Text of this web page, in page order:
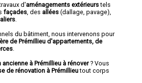
d'aménagements extérieurstels
façades , des allées (dallage, pavage),
du bâtiment, nous intervenons pour
de Prémillieu d'appartements, de
ancienne à Prémillieu à rénover? Vous
de rénovation à Prémillieutout corps